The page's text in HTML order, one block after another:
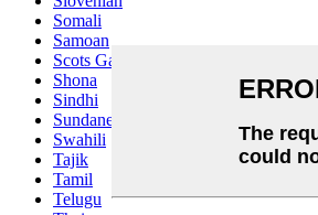
Somali
Samoan
Scots Gaelic
Shona
Sindhi
Sundanese
Swahili
Tajik
Tamil
Telugu